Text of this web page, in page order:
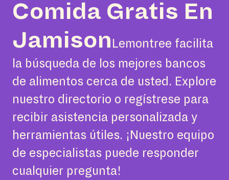
Comida Gratis En
Jamison Lemontree facilita
la búsqueda de los mejores bancos
de alimentos cerca de usted. Explore
nuestro directorio o regístrese para
recibir asistencia personalizada y
herramientas útiles. ¡Nuestro equipo
de especialistas puede responder
cualquier pregunta!